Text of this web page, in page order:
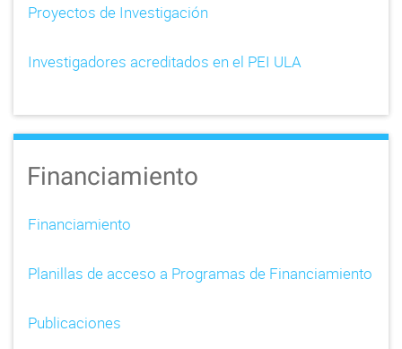
Proyectos de Investigación
Investigadores acreditados en el PEI ULA
Financiamiento
Financiamiento
Planillas de acceso a Programas de Financiamiento
Publicaciones